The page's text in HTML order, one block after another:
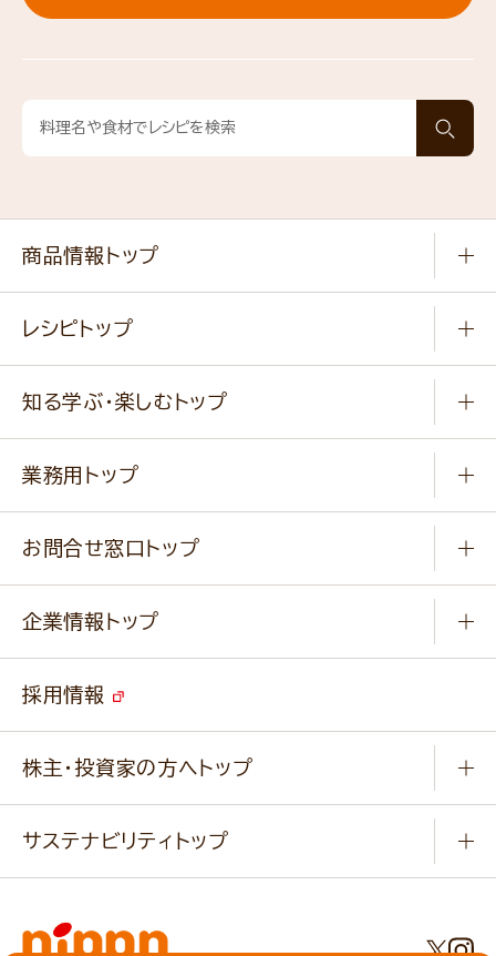
商品情報トップ
健康食品・他
新商品・リニューアル商品
通販サイト一覧
レシピトップ
作り方動画
みなさまのレシピはこちら
知る学ぶ・楽しむトップ
ふっくらパンをつくりましょう
キャンペーン
業務用トップ
ニップンの アマニ 業務用サイト
ベジカフェブランドサイト
お問合せ窓口トップ
改善事例
業務用商品のお問合せ
企業情報トップ
事業紹介
経営理念・経営方針・行動規範・行動指針
ニップンの歴史
採用情報
株主・投資家の方へトップ
IR情報
サステナビリティトップ
基本方針